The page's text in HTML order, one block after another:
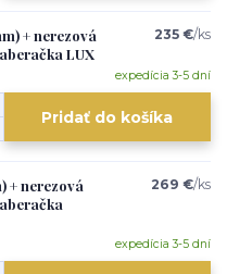
+ nerezová
LUX
235 €/ks
expedícia 3-5 dní
Pridať do košíka
+ nerezová
269 €/ks
expedícia 3-5 dní